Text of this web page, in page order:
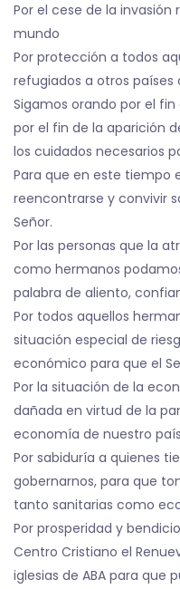
Por el cese de la invasión
mundo
Por protección a todos
refugiados a otros
Sigamos orando por el
por el fin de la aparición
los cuidados necesarios
Para que en este tiempo
reencontrarse y convivir
Señor.
Por las personas que la
como hermanos
palabra de aliento,
Por todos aquellos
situación especial de
económico para que el
Por la situación de la
dañada en virtud de la
economía de nuestro
Por sabiduría a quienes
gobernarnos, para que
tanto sanitarias como
Por prosperidad y
Centro Cristiano el
iglesias de ABA para que